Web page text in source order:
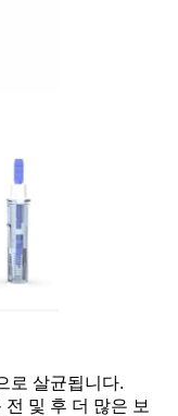
로 살균됩니다.
및 후 더 많은 보